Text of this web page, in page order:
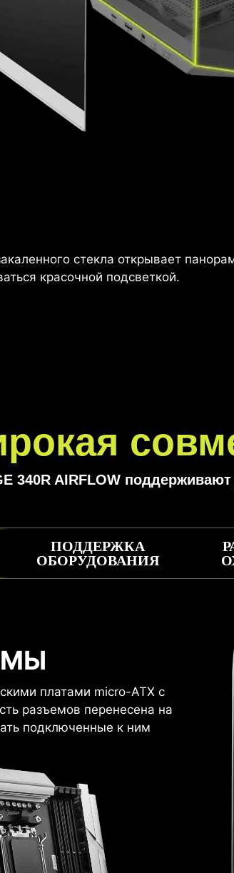
стекла открывает
красочной подсветкой.
340R AIRFLOW
ПОДДЕРЖКА
ОБОРУДОВАНИЯ
платами micro-ATX с
разъемов перенесена на
подключенные к ним
1
2
Размещение